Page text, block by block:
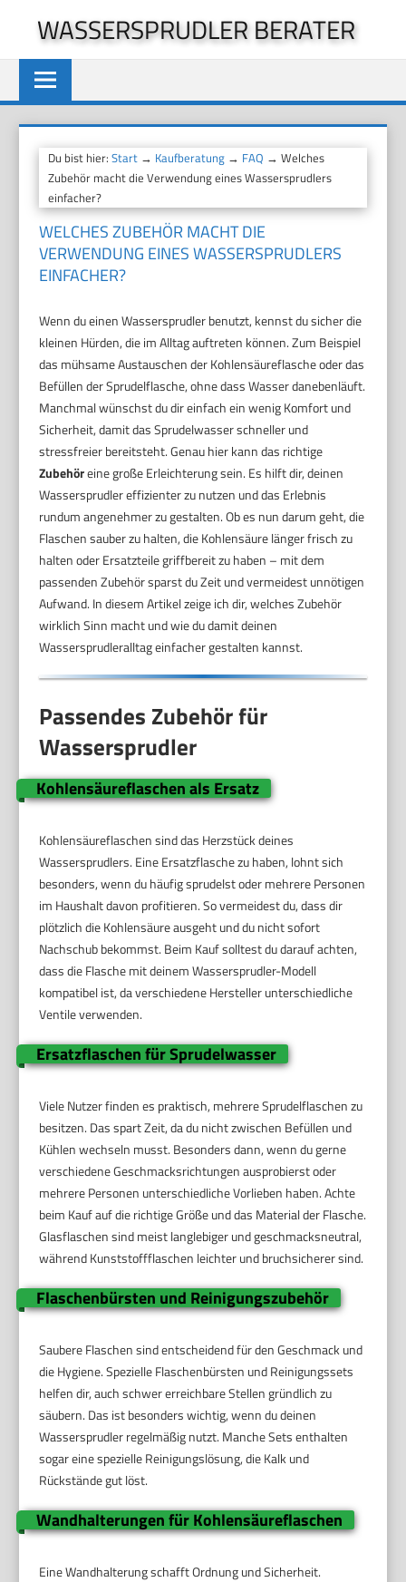
springen
WASSERSPRUDLER BERATER
Du bist hier:Start → Kaufberatung → FAQ → Welches
Zubehör macht die Verwendung eines Wassersprudlers
einfacher?
WELCHES ZUBEHÖR MACHT DIE
VERWENDUNG EINES WASSERSPRUDLERS
EINFACHER?
Wenn du einen Wassersprudler benutzt, kennst du sicher die
kleinen Hürden, die im Alltag auftreten können. Zum Beispiel
das mühsame Austauschen der Kohlensäureflasche oder das
Befüllen der Sprudelflasche, ohne dass Wasser danebenläuft.
Manchmal wünschst du dir einfach ein wenig Komfort und
Sicherheit, damit das Sprudelwasser schneller und
stressfreier bereitsteht. Genau hier kann das richtige
Zubehöreine große Erleichterung sein. Es hilft dir, deinen
Wassersprudler effizienter zu nutzen und das Erlebnis
rundum angenehmer zu gestalten. Ob es nun darum geht, die
Flaschen sauber zu halten, die Kohlensäure länger frisch zu
halten oder Ersatzteile griffbereit zu haben – mit dem
passenden Zubehör sparst du Zeit und vermeidest unnötigen
Aufwand. In diesem Artikel zeige ich dir, welches Zubehör
wirklich Sinn macht und wie du damit deinen
Wassersprudleralltag einfacher gestalten kannst.
Passendes Zubehör für
Wassersprudler
Kohlensäureflaschen als Ersatz
Kohlensäureflaschen sind das Herzstück deines
Wassersprudlers. Eine Ersatzflasche zu haben, lohnt sich
besonders, wenn du häufig sprudelst oder mehrere Personen
im Haushalt davon profitieren. So vermeidest du, dass dir
plötzlich die Kohlensäure ausgeht und du nicht sofort
Nachschub bekommst. Beim Kauf solltest du darauf achten,
dass die Flasche mit deinem Wassersprudler-Modell
kompatibel ist, da verschiedene Hersteller unterschiedliche
Ventile verwenden.
Ersatzflaschen für Sprudelwasser
Viele Nutzer finden es praktisch, mehrere Sprudelflaschen zu
besitzen. Das spart Zeit, da du nicht zwischen Befüllen und
Kühlen wechseln musst. Besonders dann, wenn du gerne
verschiedene Geschmacksrichtungen ausprobierst oder
mehrere Personen unterschiedliche Vorlieben haben. Achte
beim Kauf auf die richtige Größe und das Material der Flasche.
Glasflaschen sind meist langlebiger und geschmacksneutral,
während Kunststoffflaschen leichter und bruchsicherer sind.
Flaschenbürsten und Reinigungszubehör
Saubere Flaschen sind entscheidend für den Geschmack und
die Hygiene. Spezielle Flaschenbürsten und Reinigungssets
helfen dir, auch schwer erreichbare Stellen gründlich zu
säubern. Das ist besonders wichtig, wenn du deinen
Wassersprudler regelmäßig nutzt. Manche Sets enthalten
sogar eine spezielle Reinigungslösung, die Kalk und
Rückstände gut löst.
Wandhalterungen für Kohlensäureflaschen
Eine Wandhalterung schafft Ordnung und Sicherheit.